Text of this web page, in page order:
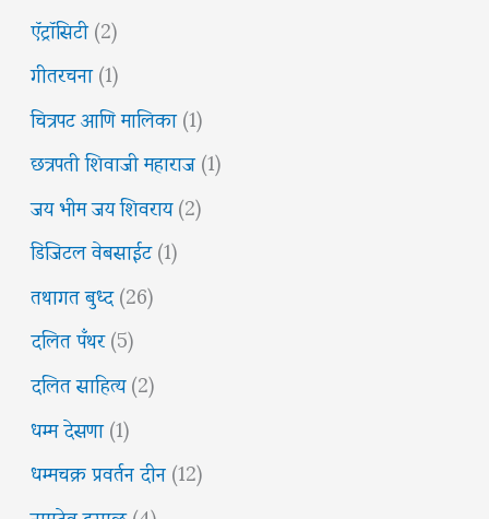
ऍट्रॉसिटी(2)
गीतरचना(1)
चित्रपट आणि मालिका(1)
छत्रपती शिवाजी महाराज(1)
जय भीम जय शिवराय(2)
डिजिटल वेबसाईट(1)
तथागत बुध्द(26)
दलित पँथर(5)
दलित साहित्य(2)
धम्म देसणा(1)
धम्मचक्र प्रवर्तन दीन(12)